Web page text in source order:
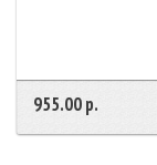
955.00 р.